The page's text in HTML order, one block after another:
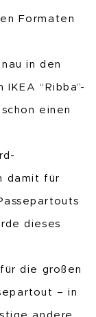
Formaten
in den
“Ribba”-
einen
damit für
dieses
die großen
– in